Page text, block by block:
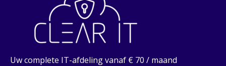
Uw complete IT-afdeling vanaf € 70 / maand